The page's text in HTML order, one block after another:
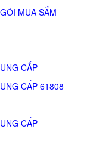
MUA SẮM
CẤP
CẤP 61808
CẤP